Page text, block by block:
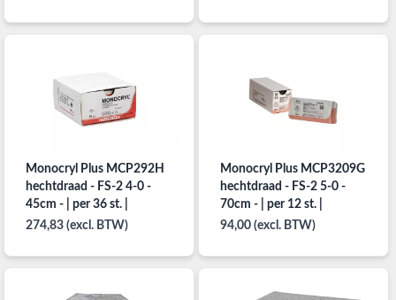
Monocryl Plus MCP292H
hechtdraad - FS-2 4-0 -
45cm - | per 36 st. |
274,83 (excl. BTW)
Monocryl Plus MCP3209G
hechtdraad - FS-2 5-0 -
70cm - | per 12 st. |
94,00 (excl. BTW)